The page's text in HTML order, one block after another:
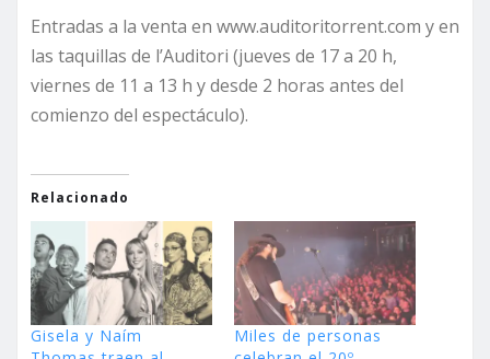
Entradas a la venta en www.auditoritorrent.com y en
las taquillas de l’Auditori (jueves de 17 a 20 h,
viernes de 11 a 13 h y desde 2 horas antes del
comienzo del espectáculo).
Relacionado
Gisela y Naím
Miles de personas